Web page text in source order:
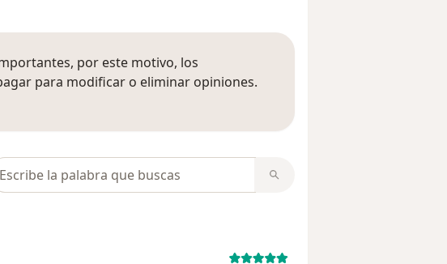
por este motivo, los
para modificar o eliminar opiniones.
en opiniones